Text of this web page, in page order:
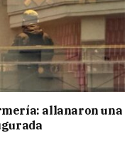
allanaron una